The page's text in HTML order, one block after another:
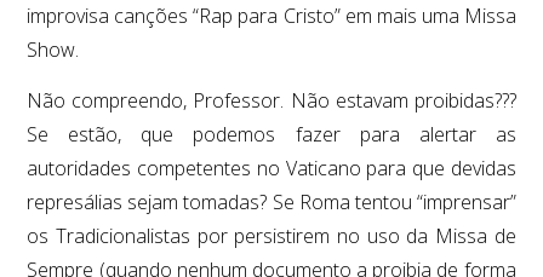
improvisa canções “Rap para Cristo” em mais uma Missa
Show.
Não compreendo, Professor. Não estavam proibidas???
Se estão, que podemos fazer para alertar as
autoridades competentes no Vaticano para que devidas
represálias sejam tomadas? Se Roma tentou “imprensar”
os Tradicionalistas por persistirem no uso da Missa de
Sempre (quando nenhum documento a proibia de forma